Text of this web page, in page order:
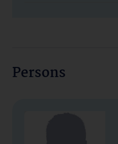
Persons